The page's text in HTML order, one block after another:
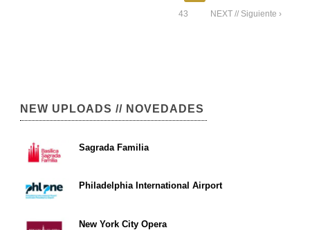
43 NEXT // Siguiente ›
NEW UPLOADS // NOVEDADES
Sagrada Familia
Philadelphia International Airport
New York City Opera